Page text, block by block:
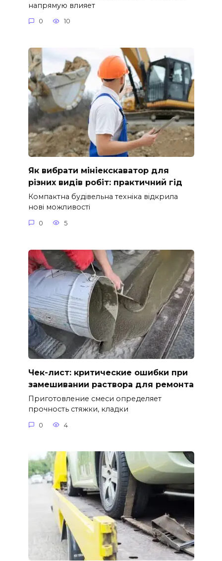
напрямую влияет
0 10
Як вибрати мініекскаватор для
різних видів робіт: практичний гід
Компактна будівельна техніка відкрила
нові можливості
0 5
Чек-лист: критические ошибки при
замешивании раствора для ремонта
Приготовление смеси определяет
прочность стяжки, кладки
0 4